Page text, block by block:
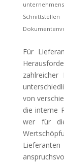
Für
von
die interne
wer für